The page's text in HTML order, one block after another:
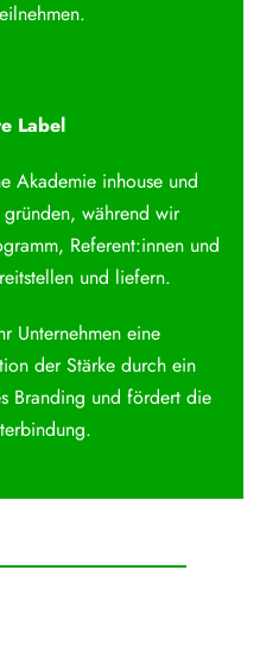
Label
Akademie inhouse und
während wir
Referent:innen und
und liefern.
Unternehmen eine
der Stärke durch ein
Branding und fördert die